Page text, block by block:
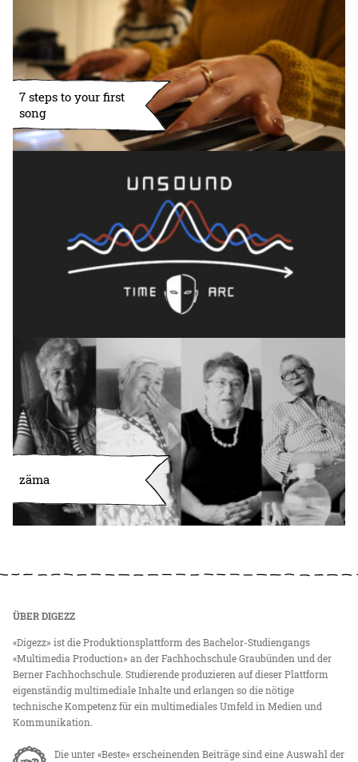
7 steps to your first
song
zäma
ÜBER DIGEZZ
«Digezz» ist die Produktionsplattform des Bachelor-Studiengangs
«Multimedia Production» an der Fachhochschule Graubünden und der
Berner Fachhochschule. Studierende produzieren auf dieser Plattform
eigenständig multimediale Inhalte und erlangen so die nötige
technische Kompetenz für ein multimediales Umfeld in Medien und
Kommunikation.
Die unter «Beste» erscheinenden Beiträge sind eine Auswahl der